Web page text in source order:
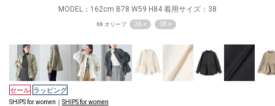
MODEL：162cm B78 W59 H84 着用サイズ：38
68 オリーブ 36 × 38 ×
セール ラッピング
SHIPS for women｜ SHIPS for women